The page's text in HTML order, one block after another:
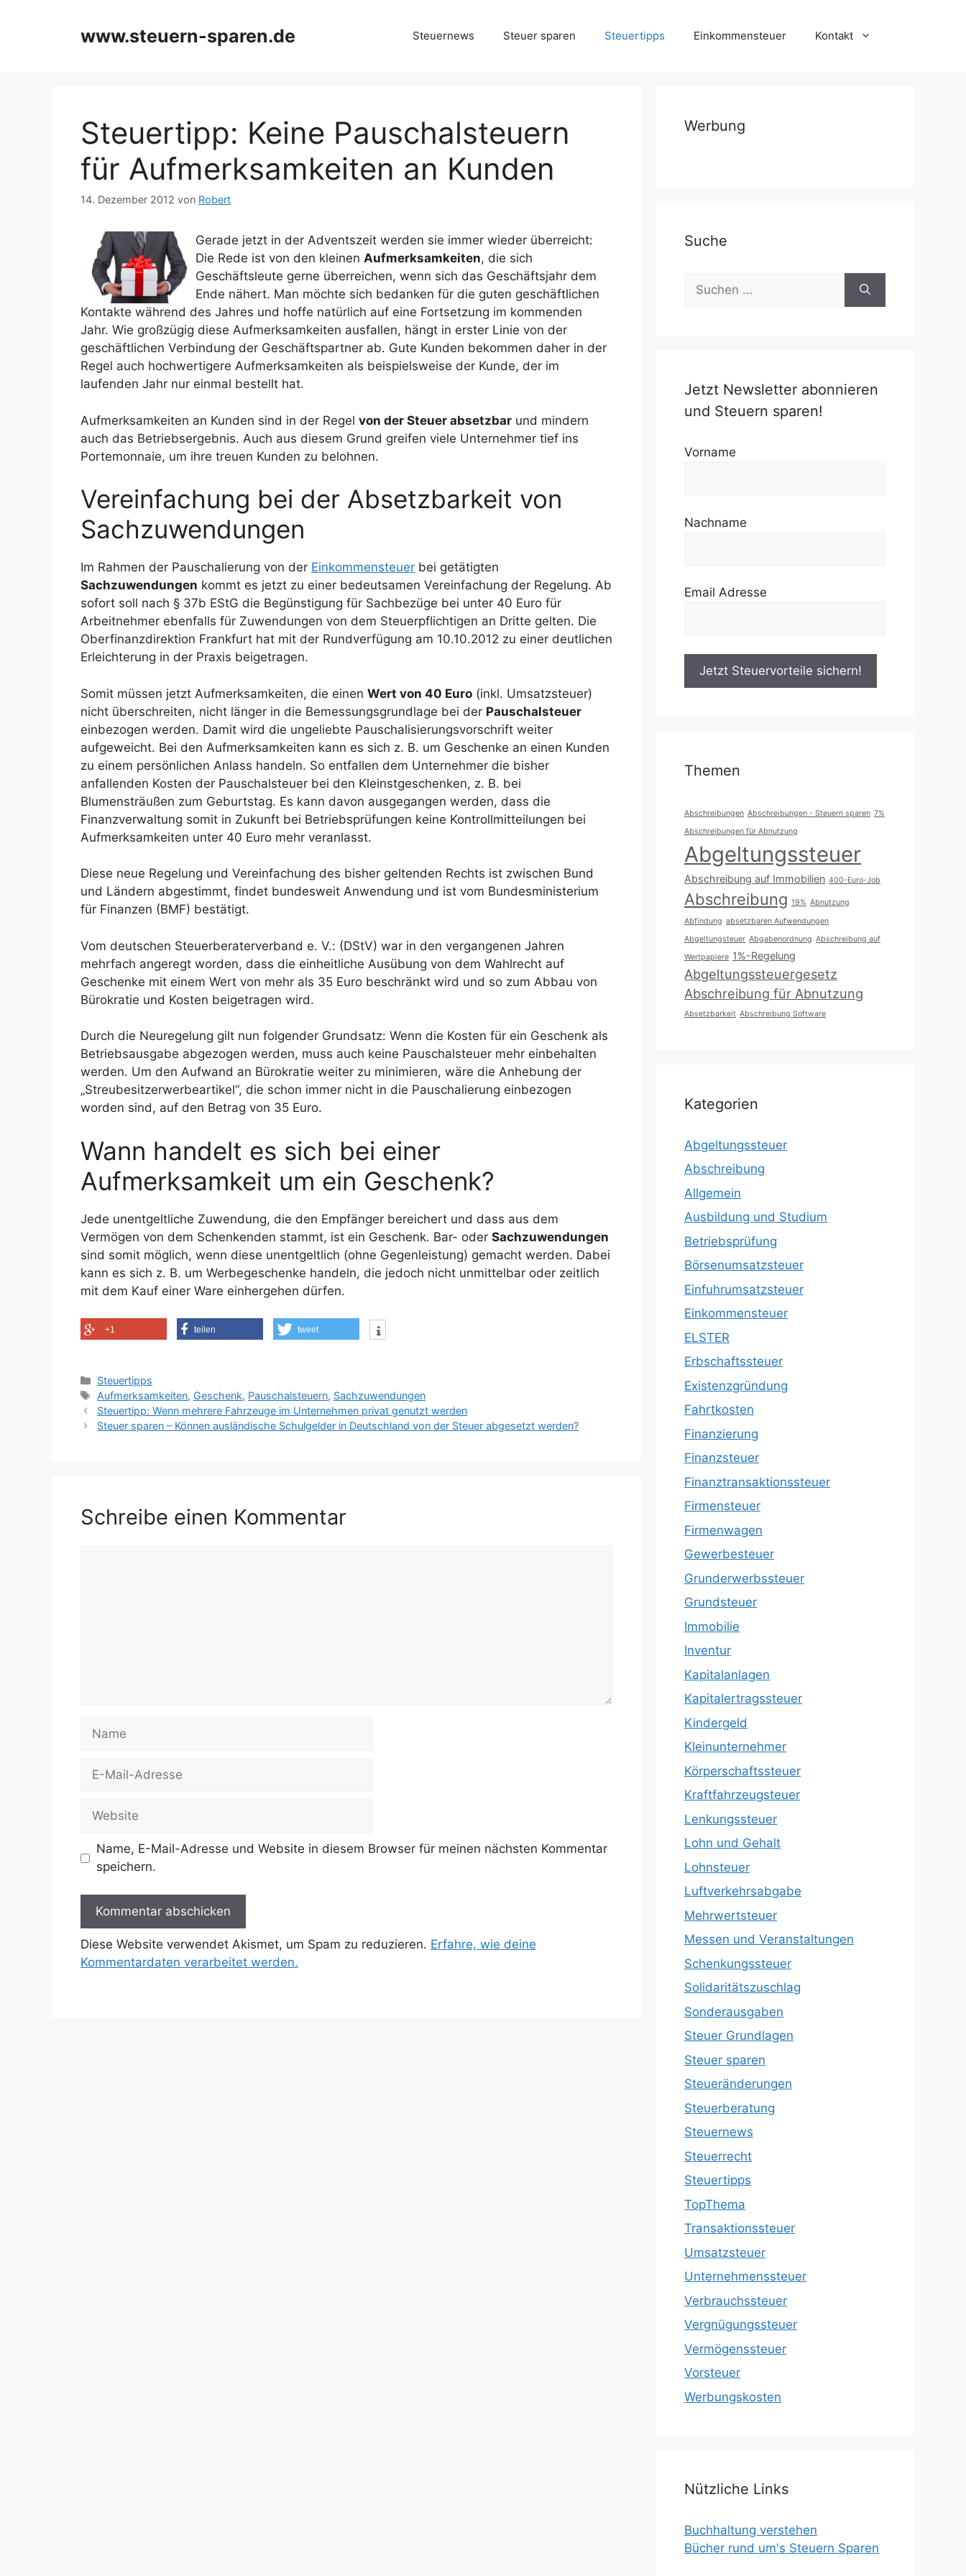
www.steuern-sparen.de Steuernews Steuer sparen Steuertipps Einkommensteuer Kontakt
Steuertipp: Keine Pauschalsteuern
für Aufmerksamkeiten an Kunden
14. Dezember 2012 von Robert
Gerade jetzt in der Adventszeit werden sie immer wieder überreicht:
Die Rede ist von den kleinen Aufmerksamkeiten, die sich
Geschäftsleute gerne überreichen, wenn sich das Geschäftsjahr dem
Ende nähert. Man möchte sich bedanken für die guten geschäftlichen
Kontakte während des Jahres und hoffe natürlich auf eine Fortsetzung im kommenden
Jahr. Wie großzügig diese Aufmerksamkeiten ausfallen, hängt in erster Linie von der
geschäftlichen Verbindung der Geschäftspartner ab. Gute Kunden bekommen daher in der
Regel auch hochwertigere Aufmerksamkeiten als beispielsweise der Kunde, der im
laufenden Jahr nur einmal bestellt hat.
Aufmerksamkeiten an Kunden sind in der Regel von der Steuer absetzbar und mindern
auch das Betriebsergebnis. Auch aus diesem Grund greifen viele Unternehmer tief ins
Portemonnaie, um ihre treuen Kunden zu belohnen.
Vereinfachung bei der Absetzbarkeit von
Sachzuwendungen
Im Rahmen der Pauschalierung von der Einkommensteuer bei getätigten
Sachzuwendungen kommt es jetzt zu einer bedeutsamen Vereinfachung der Regelung. Ab
sofort soll nach § 37b EStG die Begünstigung für Sachbezüge bei unter 40 Euro für
Arbeitnehmer ebenfalls für Zuwendungen von dem Steuerpflichtigen an Dritte gelten. Die
Oberfinanzdirektion Frankfurt hat mit der Rundverfügung am 10.10.2012 zu einer deutlichen
Erleichterung in der Praxis beigetragen.
Somit müssen jetzt Aufmerksamkeiten, die einen Wert von 40 Euro (inkl. Umsatzsteuer)
nicht überschreiten, nicht länger in die Bemessungsgrundlage bei der Pauschalsteuer
einbezogen werden. Damit wird die ungeliebte Pauschalisierungsvorschrift weiter
aufgeweicht. Bei den Aufmerksamkeiten kann es sich z. B. um Geschenke an einen Kunden
zu einem persönlichen Anlass handeln. So entfallen dem Unternehmer die bisher
anfallenden Kosten der Pauschalsteuer bei den Kleinstgeschenken, z. B. bei
Blumensträußen zum Geburtstag. Es kann davon ausgegangen werden, dass die
Finanzverwaltung somit in Zukunft bei Betriebsprüfungen keine Kontrollmitteilungen bei
Aufmerksamkeiten unter 40 Euro mehr veranlasst.
Diese neue Regelung und Vereinfachung des bisher geltenden Rechts ist zwischen Bund
und Ländern abgestimmt, findet bundesweit Anwendung und ist vom Bundesministerium
für Finanzen (BMF) bestätigt.
Vom deutschen Steuerberaterverband e. V.: (DStV) war in den vergangenen Jahren
mehrfach angeregt worden, dass die einheitliche Ausübung von dem Wahlrecht auf
Geschenke mit einem Wert von mehr als 35 Euro beschränkt wird und so zum Abbau von
Bürokratie und Kosten beigetragen wird.
Durch die Neuregelung gilt nun folgender Grundsatz: Wenn die Kosten für ein Geschenk als
Betriebsausgabe abgezogen werden, muss auch keine Pauschalsteuer mehr einbehalten
werden. Um den Aufwand an Bürokratie weiter zu minimieren, wäre die Anhebung der
„Streubesitzerwerbeartikel“, die schon immer nicht in die Pauschalierung einbezogen
worden sind, auf den Betrag von 35 Euro.
Wann handelt es sich bei einer
Aufmerksamkeit um ein Geschenk?
Jede unentgeltliche Zuwendung, die den Empfänger bereichert und dass aus dem
Vermögen von dem Schenkenden stammt, ist ein Geschenk. Bar- oder Sachzuwendungen
sind somit möglich, wenn diese unentgeltlich (ohne Gegenleistung) gemacht werden. Dabei
kann es sich z. B. um Werbegeschenke handeln, die jedoch nicht unmittelbar oder zeitlich
mit dem Kauf einer Ware einhergehen dürfen.
+1 teilen tweet
Kategorien
Steuertipps
Schlagwörter
Aufmerksamkeiten, Geschenk, Pauschalsteuern, Sachzuwendungen
Steuertipp: Wenn mehrere Fahrzeuge im Unternehmen privat genutzt werden
Steuer sparen – Können ausländische Schulgelder in Deutschland von der Steuer abgesetzt werden?
Schreibe einen Kommentar
Name
Website
Name, E-Mail-Adresse und Website in diesem Browser für meinen nächsten Kommentar
speichern.
Diese Website verwendet Akismet, um Spam zu reduzieren. Erfahre, wie deine
Kommentardaten verarbeitet werden.
Werbung
Suche
Suchen
nach:
Jetzt Newsletter abonnieren
und Steuern sparen!
Vorname
Nachname
Email Adresse
Themen
Abschreibungen Abschreibungen - Steuern sparen 7%
Abschreibungen für Abnutzung
Abgeltungssteuer
Abschreibung auf Immobilien 400-Euro-Job
Abschreibung 19% Abnutzung
Abfindung absetzbaren Aufwendungen
Abgeltungsteuer Abgabenordnung Abschreibung auf
Wertpapiere 1%-Regelung
Abgeltungssteuergesetz
Abschreibung für Abnutzung
Absetzbarkeit Abschreibung Software
Kategorien
Abgeltungssteuer
Abschreibung
Allgemein
Ausbildung und Studium
Betriebsprüfung
Börsenumsatzsteuer
Einfuhrumsatzsteuer
Einkommensteuer
ELSTER
Erbschaftssteuer
Existenzgründung
Fahrtkosten
Finanzierung
Finanzsteuer
Finanztransaktionssteuer
Firmensteuer
Firmenwagen
Gewerbesteuer
Grunderwerbssteuer
Grundsteuer
Immobilie
Inventur
Kapitalanlagen
Kapitalertragssteuer
Kindergeld
Kleinunternehmer
Körperschaftssteuer
Kraftfahrzeugsteuer
Lenkungssteuer
Lohn und Gehalt
Lohnsteuer
Luftverkehrsabgabe
Mehrwertsteuer
Messen und Veranstaltungen
Schenkungssteuer
Solidaritätszuschlag
Sonderausgaben
Steuer Grundlagen
Steuer sparen
Steueränderungen
Steuerberatung
Steuernews
Steuerrecht
Steuertipps
TopThema
Transaktionssteuer
Umsatzsteuer
Unternehmenssteuer
Verbrauchssteuer
Vergnügungssteuer
Vermögenssteuer
Vorsteuer
Werbungskosten
Nützliche Links
Buchhaltung verstehen
Bücher rund um's Steuern Sparen